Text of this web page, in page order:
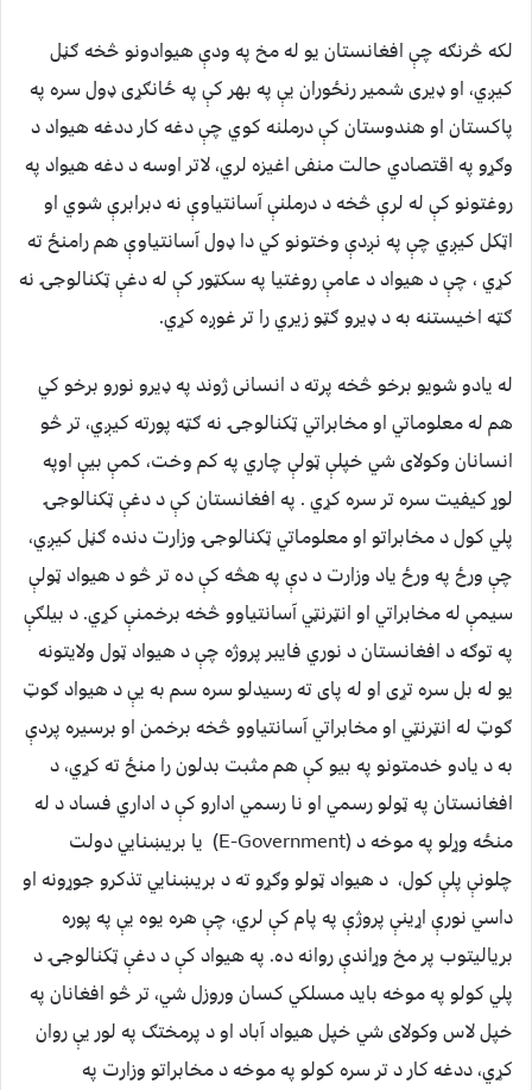
لکه څرنګه چې افغانستان یو له مخ په ودې هیوادونو څخه ګڼل
کیږي، او ډیری شمیر رنځوران یې په بهر کې په ځانګړی ډول سره په
پاکستان او هندوستان کې درملنه کوي چې دغه کار ددغه هیواد د
وګړو په اقتصادي حالت منفی اغیزه لري، لاتر اوسه د دغه هیواد په
روغتونو کې له لرې څخه د درملنې آسانتیاوې نه دبرابرې شوي او
اټکل کیږي چې په نږدې وختونو کي دا ډول آسانتیاوې هم رامنځ ته
کړي ، چې د هیواد د عامې روغتیا په سکټور کې له دغې ټکنالوجۍ نه
ګټه اخیستنه به د ډیرو ګټو زیري را تر غوږه کړي.
له یادو شویو برخو څخه پرته د انسانی ژوند په ډیرو نورو برخو کي
هم له معلوماتي او مخابراتي ټکنالوجۍ نه ګټه پورته کیږي، تر څو
انسانان وکولای شي خپلې ټولې چاري په کم وخت، کمې بیې اوپه
لوړ کیفیت سره تر سره کړي . په افغانستان کې د دغې ټکنالوجۍ
پلي کول د مخابراتو او معلوماتي ټکنالوجۍ وزارت دنده ګڼل کیږي،
چې ورځ په ورځ یاد وزارت د دې په هڅه کې ده تر څو د هیواد ټولې
سیمې له مخابراتي او انټرنټي آسانتیاوو څخه برخمنې کړي. د بیلګې
په توګه د افغانستان د نوري فایبر پروژه چې د هیواد ټول ولایتونه
یو له بل سره تړی او له پای ته رسیدلو سره سم به یې د هیواد ګوټ
ګوټ له انټرنټي او مخابراتي آسانتیاوو څخه برخمن او برسیره پردې
به د یادو خدمتونو په بیو کې هم مثبت بدلون را منځ ته کړي، د
افغانستان په ټولو رسمي او نا رسمي ادارو کې د اداري فساد د له
منځه وړلو په موخه د (E-Government) یا بریښنایي دولت
چلونې پلې کول، د هیواد ټولو وګړو ته د بریښنایي تذکرو جوړونه او
داسي نورې اړینې پروژې په پام کې لري، چې هره یوه یې په پوره
بریالیتوب پر مخ وړاندې روانه ده. په هیواد کې د دغې ټکنالوجۍ د
پلي کولو په موخه باید مسلکي کسان وروزل شي، تر څو افغانان په
خپل لاس وکولای شي خپل هیواد آباد او د پرمختګ په لور یې روان
کړي، ددغه کار د تر سره کولو په موخه د مخابراتو وزارت په